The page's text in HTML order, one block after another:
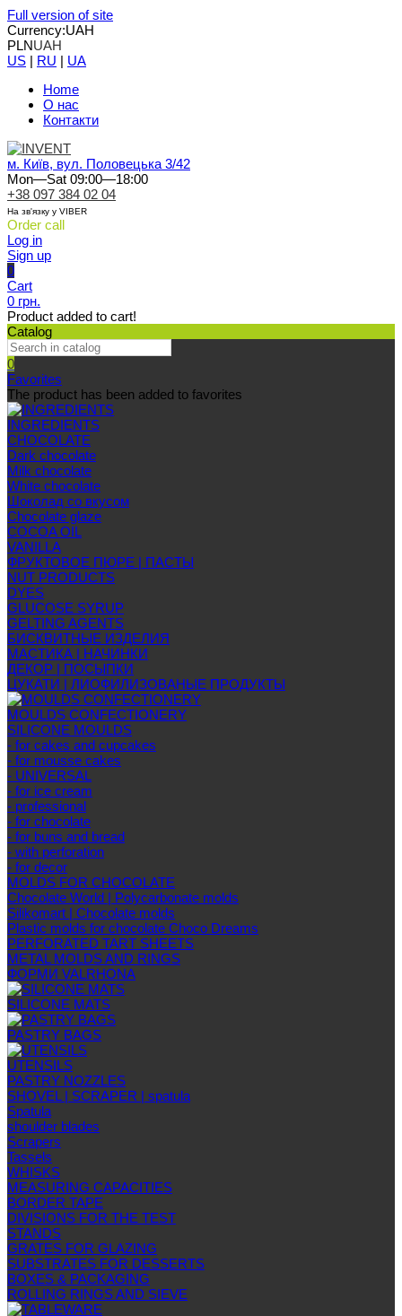
Full version of site
Currency:UAH
PLNUAH
US | RU | UA
Home
О нас
Контакти
м. Київ, вул. Половецька 3/42
Mon—Sat 09:00—18:00
+38 097 384 02 04
На зв'язку у VIBER
Order call
Log in
Sign up
0
Cart
0 грн.
Product added to cart!
Catalog
0
Favorites
The product has been added to favorites
INGREDIENTS
CHOCOLATE
Dark chocolate
Milk chocolate
White chocolate
Шоколад со вкусом
Chocolate glaze
COCOA OIL
VANILLA
ФРУКТОВОЕ ПЮРЕ | ПАСТЫ
NUT PRODUCTS
DYES
GLUCOSE SYRUP
GELTING AGENTS
БИСКВИТНЫЕ ИЗДЕЛИЯ
МАСТИКА | НАЧИНКИ
ДЕКОР | ПОСЫПКИ
ЦУКАТИ | ЛИОФИЛИЗОВАНЫЕ ПРОДУКТЫ
MOULDS CONFECTIONERY
SILICONE MOULDS
- for cakes and cupcakes
- for mousse cakes
- UNIVERSAL
- for ice cream
- professional
- for chocolate
- for buns and bread
- with perforation
- for decor
MOLDS FOR CHOCOLATE
Chocolate World | Polycarbonate molds
Silikomart | Chocolate molds
Plastic molds for chocolate Choco Dreams
PERFORATED TART SHEETS
METAL MOLDS AND RINGS
ФОРМИ VALRHONA
SILICONE MATS
PASTRY BAGS
UTENSILS
PASTRY NOZZLES
SHOVEL | SCRAPER | spatula
Spatula
shoulder blades
Scrapers
Tassels
WHISKS
MEASURING CAPACITIES
BORDER TAPE
DIVISIONS FOR THE TEST
STANDS
GRATES FOR GLAZING
SUBSTRATES FOR DESSERTS
BOXES & PACKAGING
ROLLING RINGS AND SIEVE